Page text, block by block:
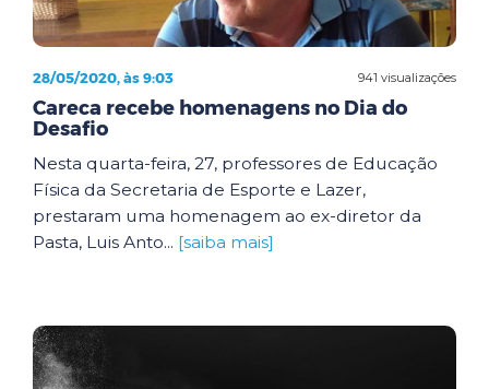
941 visualizações
28/05/2020, às 9:03
Careca recebe homenagens no Dia do
Desafio
Nesta quarta-feira, 27, professores de Educação
Física da Secretaria de Esporte e Lazer,
prestaram uma homenagem ao ex-diretor da
Pasta, Luis Anto... [saiba mais]